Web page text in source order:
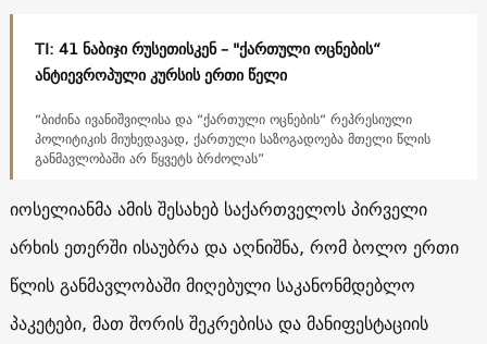
TI: 41 ნაბიჯი რუსეთისკენ – "ქართული ოცნების“
ანტიევროპული კურსის ერთი წელი
“ბიძინა ივანიშვილისა და “ქართული ოცნების“ რეპრესიული
პოლიტიკის მიუხედავად, ქართული საზოგადოება მთელი წლის
განმავლობაში არ წყვეტს ბრძოლას”
იოსელიანმა ამის შესახებ საქართველოს პირველი
არხის ეთერში ისაუბრა და აღნიშნა, რომ ბოლო ერთი
წლის განმავლობაში მიღებული საკანონმდებლო
პაკეტები, მათ შორის შეკრებისა და მანიფესტაციის